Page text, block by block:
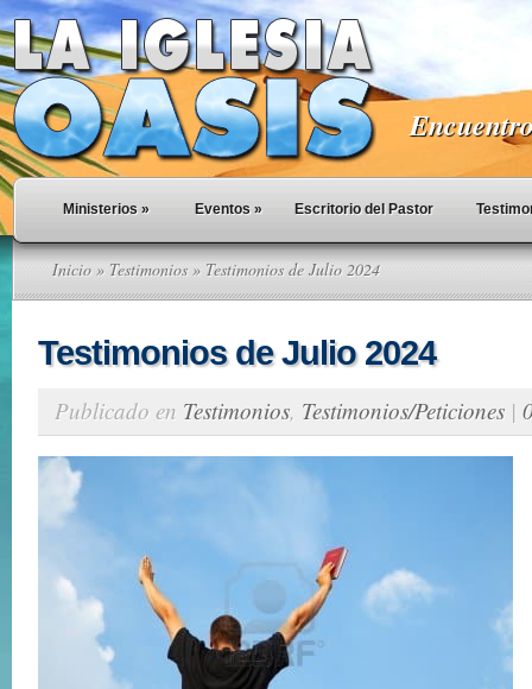
Ministerios » Eventos » Escritorio del Pastor
Inicio » Testimonios» Testimonios de Julio 2024
Testimonios de Julio 2024
Publicado en Testimonios, Testimonios/Peticiones |